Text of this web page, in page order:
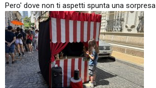
Pero' dove non ti aspetti spunta una sorpresa